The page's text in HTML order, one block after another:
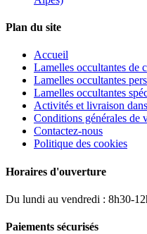
Plan du site
Accueil
Lamelles occultantes de
Lamelles occultantes
Lamelles occultantes
Activités et livraison
Conditions générales de
Contactez-nous
Politique des cookies
Horaires d'ouverture
Du lundi au vendredi : 8h30-
Paiements sécurisés